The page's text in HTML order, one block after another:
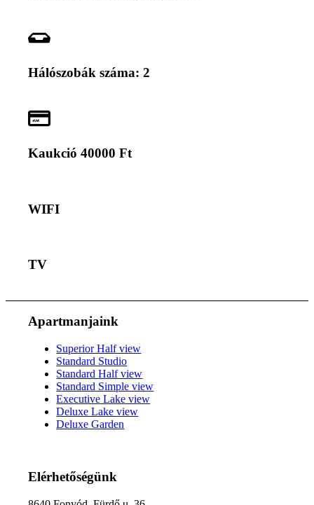
Hálószobák száma: 2
Kaukció 40000 Ft
WIFI
TV
Apartmanjaink
Superior Half view
Standard Studio
Standard Half view
Standard Simple view
Executive Lake view
Deluxe Lake view
Deluxe Garden
Elérhetőségünk